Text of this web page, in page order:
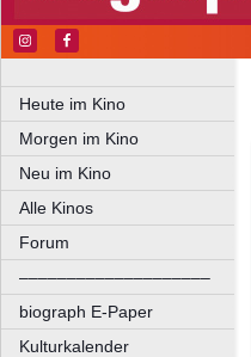
Heute im Kino
Morgen im Kino
Neu im Kino
Alle Kinos
Forum
––––––––––––––––––––
biograph E-Paper
Kulturkalender